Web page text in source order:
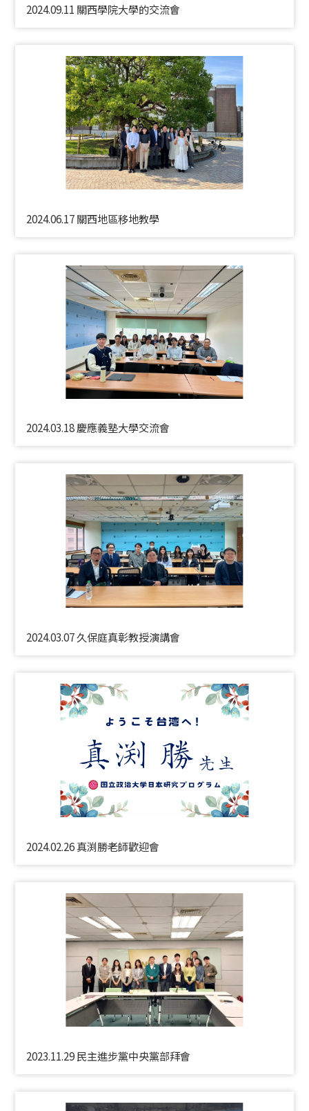
2024.09.11 關西學院大學的交流會
2024.06.17 關西地區移地教學
2024.03.18 慶應義塾大學交流會
2024.03.07 久保庭真彰教授演講會
2024.02.26 真渕勝老師歡迎會
2023.11.29 民主進步黨中央黨部拜會